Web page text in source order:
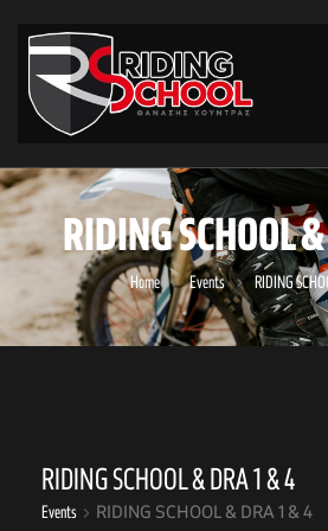
RIDING SCHOOL
Home Events RIDING
RIDING SCHOOL & DRA 1 & 4
Events RIDING SCHOOL & DRA 1 & 4